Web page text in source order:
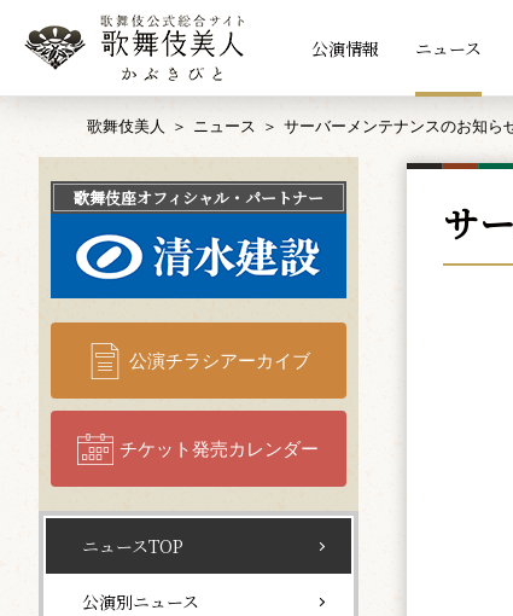
公演情報 ニュース
歌舞伎美人 ニュース サーバーメンテナンスのお知ら
サ
歌舞伎座オフィシャル・パートナー
公演チラシアーカイブ
チケット発売カレンダー
ニュースTOP
公演別ニュース